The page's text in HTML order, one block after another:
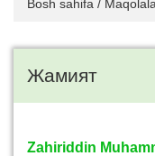
Bosh sahifa /
Жамият
Zahiriddin